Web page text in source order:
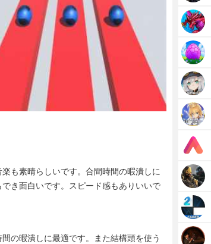
も素晴らしいです。合間時間の暇潰しに
き面白いです。スピード感もありいいで
の暇潰しに最適です。また結構頭を使う